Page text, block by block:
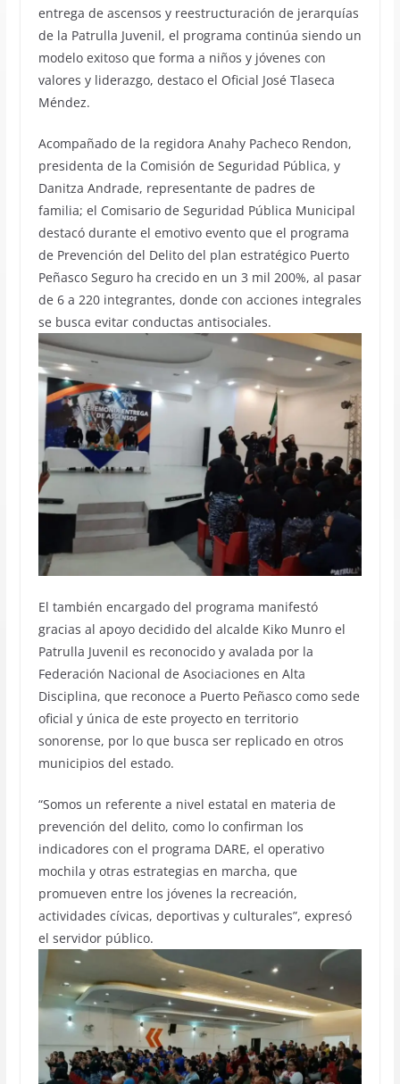
entrega de ascensos y reestructuración de jerarquías
de la Patrulla Juvenil, el programa continúa siendo un
modelo exitoso que forma a niños y jóvenes con
valores y liderazgo, destaco el Oficial José Tlaseca
Méndez.
Acompañado de la regidora Anahy Pacheco Rendon,
presidenta de la Comisión de Seguridad Pública, y
Danitza Andrade, representante de padres de
familia; el Comisario de Seguridad Pública Municipal
destacó durante el emotivo evento que el programa
de Prevención del Delito del plan estratégico Puerto
Peñasco Seguro ha crecido en un 3 mil 200%, al pasar
de 6 a 220 integrantes, donde con acciones integrales
se busca evitar conductas antisociales.
El también encargado del programa manifestó
gracias al apoyo decidido del alcalde Kiko Munro el
Patrulla Juvenil es reconocido y avalada por la
Federación Nacional de Asociaciones en Alta
Disciplina, que reconoce a Puerto Peñasco como sede
oficial y única de este proyecto en territorio
sonorense, por lo que busca ser replicado en otros
municipios del estado.
“Somos un referente a nivel estatal en materia de
prevención del delito, como lo confirman los
indicadores con el programa DARE, el operativo
mochila y otras estrategias en marcha, que
promueven entre los jóvenes la recreación,
actividades cívicas, deportivas y culturales”, expresó
el servidor público.